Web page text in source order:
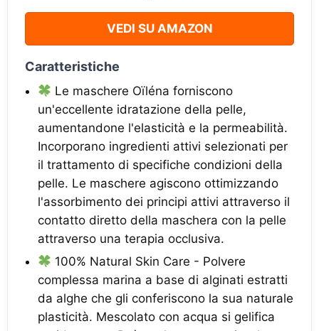
VEDI SU AMAZON
Caratteristiche
Le maschere Oïléna forniscono
un'eccellente idratazione della pelle,
aumentandone l'elasticità e la permeabilità.
Incorporano ingredienti attivi selezionati per
il trattamento di specifiche condizioni della
pelle. Le maschere agiscono ottimizzando
l'assorbimento dei principi attivi attraverso il
contatto diretto della maschera con la pelle
attraverso una terapia occlusiva.
100% Natural Skin Care - Polvere
complessa marina a base di alginati estratti
da alghe che gli conferiscono la sua naturale
plasticità. Mescolato con acqua si gelifica